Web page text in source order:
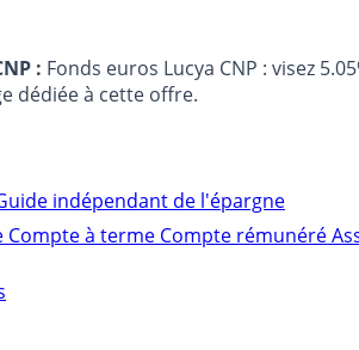
: Fonds euros Lucya CNP : visez
dédiée à cette offre.
indépendant de l'épargne
Compte à terme Compte rémunéré